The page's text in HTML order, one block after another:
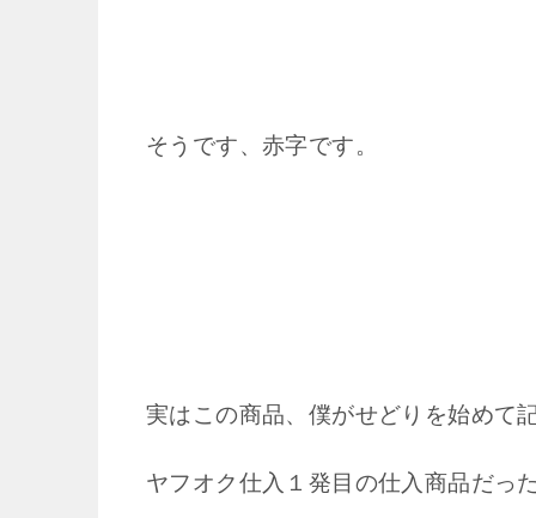
そうです、赤字です。
実はこの商品、僕がせどりを始めて
ヤフオク仕入１発目の仕入商品だっ